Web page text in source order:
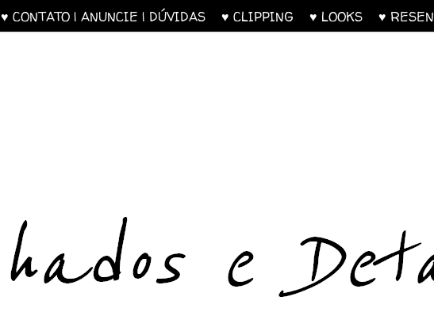
♥ CONTATO | ANUNCIE | DÚVIDAS ♥ CLIPPING ♥ LOOKS ♥